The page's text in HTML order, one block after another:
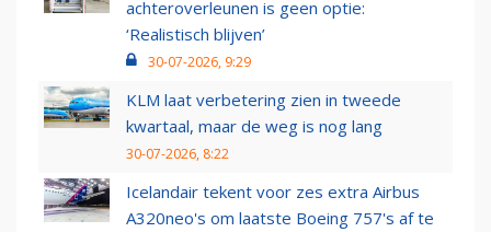
achteroverleunen is geen optie:
‘Realistisch blijven’
30-07-2026, 9:29
KLM laat verbetering zien in tweede
kwartaal, maar de weg is nog lang
30-07-2026, 8:22
Icelandair tekent voor zes extra Airbus
A320neo's om laatste Boeing 757's af te